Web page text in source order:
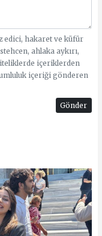
edici, hakaret ve küfür
ahlaka aykırı,
içeriklerden
içeriği gönderen
Gönder